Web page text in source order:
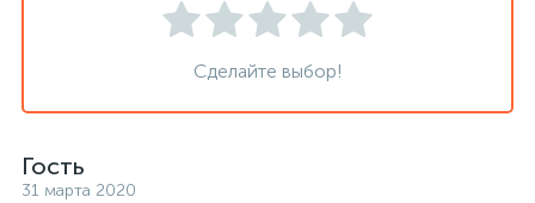
Сделайте выбор!
Гость
31 марта 2020